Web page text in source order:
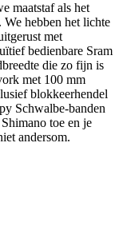
maatstaf als het
hebben het lichte
met
bedienbare Sram
die zo fijn is
met 100 mm
blokkeerhendel
Schwalbe-banden
toe en je
andersom.